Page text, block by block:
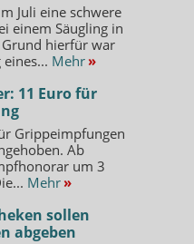
Juli eine schwere
einem Säugling in
hierfür war
Mehr »
11 Euro für
Grippeimpfungen
Ab
um 3
Mehr »
sollen
abgeben